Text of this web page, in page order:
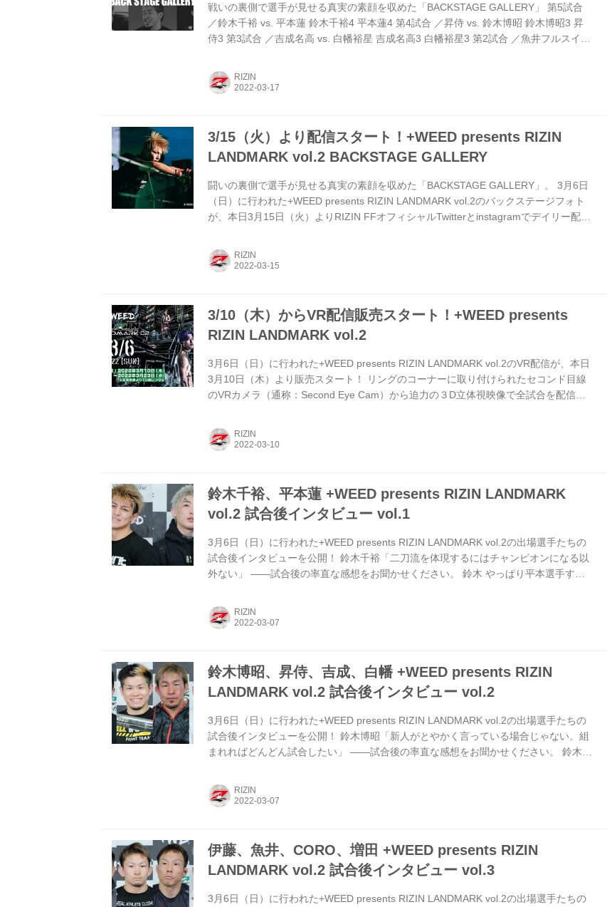
戦いの裏側で選手が見せる真実の素顔を収めた「BACKSTAGE GALLERY」 第5試合
／鈴木千裕 vs. 平本蓮 鈴木千裕4 平本蓮4 第4試合 ／昇侍 vs. 鈴木博昭 鈴木博昭3 昇
侍3 第3試合 ／吉成名高 vs. 白幡裕星 吉成名高3 白幡裕星3 第2試合 ／魚井フルスイン
増田拓真2 関連記事 3/15（火）より配信スタート！+WEED presents RIZIN
LANDMARK vol.2 BACKSTAGE GALLERY - RIZIN FIGHTING FE...
RIZIN
3/15（火）より配信スタート！+WEED presents RIZIN
LANDMARK vol.2 BACKSTAGE GALLERY
闘いの裏側で選手が見せる真実の素顔を収めた「BACKSTAGE GALLERY」。 3月6日
（日）に行われた+WEED presents RIZIN LANDMARK vol.2のバックステージフォト
が、本日3月15日（火）よりRIZIN FFオフィシャルTwitterとinstagramでデイリー配信
ェックしよう！ RIZIN FF 公式Twitterアカウント 公式Twitterアカウントでは、RIZIN
ニュース、選手情報、RIZINガール情報など、様々な情報を発信しているぞ！是非、
RIZIN
3/10（木）からVR配信販売スタート！+WEED presents
RIZIN LANDMARK vol.2
3月6日（日）に行われた+WEED presents RIZIN LANDMARK vol.2のVR配信が、本日
3月10日（木）より販売スタート！ リングのコーナーに取り付けられたセコンド目線
のVRカメラ（通称：Second Eye Cam）から迫力の３D立体視映像で全試合を配信す
ンドの攻防などがよりわかりやすくなっている。 今までになかった格闘技視聴革命と
なる迫力満点の映像を、是非体験しよう！ VR生配信とは？ VR生配信とは、ライブや
RIZIN
鈴木千裕、平本蓮 +WEED presents RIZIN LANDMARK
vol.2 試合後インタビュー vol.1
3月6日（日）に行われた+WEED presents RIZIN LANDMARK vol.2の出場選手たちの
試合後インタビューを公開！ 鈴木千裕「二刀流を体現するにはチャンピオンになる以
外ない」 ——試合後の率直な感想をお聞かせください。 鈴木 やっぱり平本選手すご
くらい総合だなあって、本当に、キックボクサーじゃなく、いち1 MMA選手と試合し
てるんだなあと思って。本当に強かったです ——1 MMA選手というのは、特にどんな
RIZIN
鈴木博昭、昇侍、吉成、白幡 +WEED presents RIZIN
LANDMARK vol.2 試合後インタビュー vol.2
3月6日（日）に行われた+WEED presents RIZIN LANDMARK vol.2の出場選手たちの
試合後インタビューを公開！ 鈴木博昭「新人がとやかく言っている場合じゃない。組
まれればどんどん試合したい」 ——試合後の率直な感想をお聞かせください。 鈴木
KOとなりますね。LANDMARKだと特に燃えるものがありますか？ 鈴木 そういうわけ
じゃないです。 ——対戦相手の印象はいかがでしたか？ 鈴木 うーんと、やりあう前
RIZIN
伊藤、魚井、CORO、増田 +WEED presents RIZIN
LANDMARK vol.2 試合後インタビュー vol.3
3月6日（日）に行われた+WEED presents RIZIN LANDMARK vol.2の出場選手たちの